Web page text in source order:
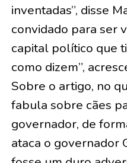
inventadas”, disse
convidado para ser
capital político que
como dizem”,
Sobre o artigo, no
fabula sobre cães
governador, de
ataca o governador